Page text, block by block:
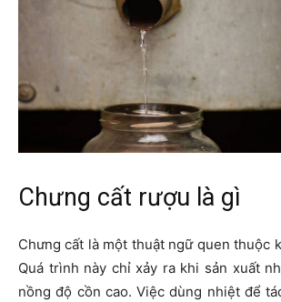
Chưng cất rượu là gì
Chưng cất là một thuật ngữ quen thuộc
Quá trình này chỉ xảy ra khi sản xuất
nồng độ cồn cao. Việc dùng nhiệt để